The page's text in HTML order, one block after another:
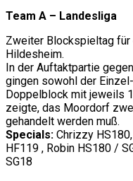
Team A – Landesliga
Zweiter Blockspieltag für
Hildesheim.
In der Auftaktpartie
gingen sowohl der
Doppelblock mit jeweils
zeigte, das Moordorf
gehandelt werden muß.
Specials: Chrizzy
HF119 , Robin HS180 /
SG18